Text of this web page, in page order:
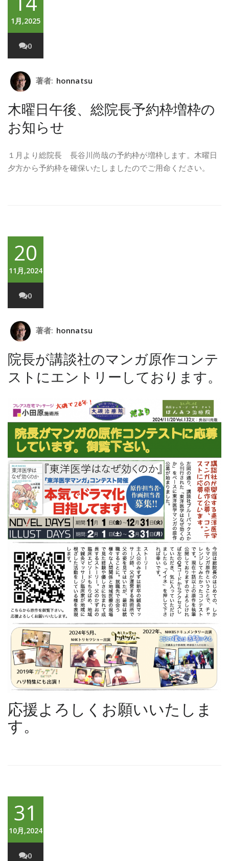
1月,2025
0
著者: honnatsu
木曜日午後、総院長予約枠増枠の
お知らせ
１月より総院長 長谷川尚哉の予約枠が増枠します。木曜日
夕方から予約枠を確保いたしましたのでご用命ください。
20
11月,2024
0
著者: honnatsu
院長が講談社のマンガ原作コンテ
ストにエントリーしております。
応援よろしくお願いいたしま
す。
31
10月,2024
0